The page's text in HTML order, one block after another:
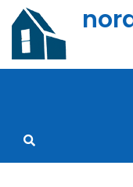
Zum
Inhalt
springen